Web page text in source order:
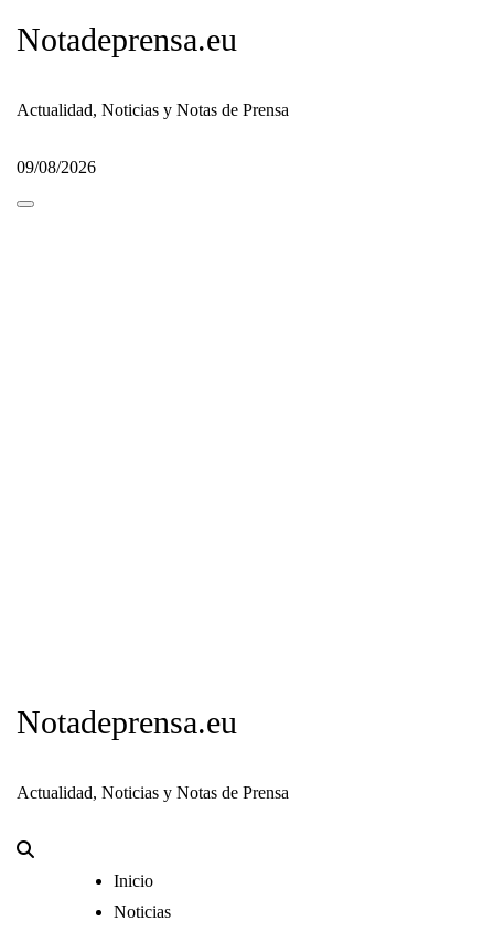
Notadeprensa.eu
Actualidad, Noticias y Notas de Prensa
09/08/2026
Notadeprensa.eu
Actualidad, Noticias y Notas de Prensa
Inicio
Noticias